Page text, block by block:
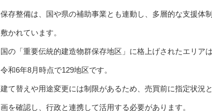
保存整備は、国や県の補助事業とも連動し、多層的な支援体
敷かれています。
国の「重要伝統的建造物群保存地区」に格上げされたエリアは
令和6年8月時点で129地区です。
建て替えや用途変更には制限があるため、売買前に指定状況
画を確認し、行政と連携して活用する必要があります。